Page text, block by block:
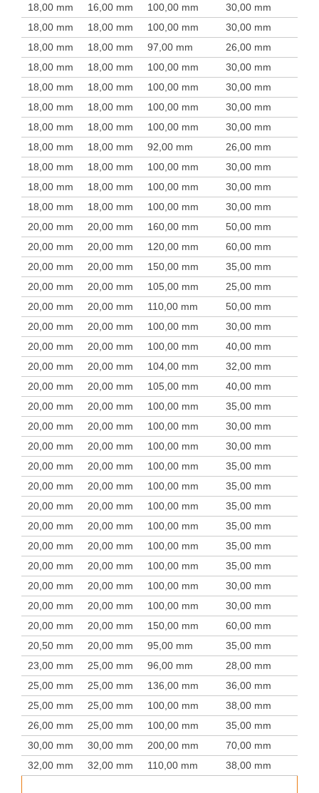
18,00 mm
16,00 mm 100,00 mm 30,00 mm
18,00 mm
18,00 mm 100,00 mm 30,00 mm
18,00 mm
18,00 mm 97,00 mm 26,00 mm
18,00 mm
18,00 mm 100,00 mm 30,00 mm
18,00 mm
18,00 mm 100,00 mm 30,00 mm
18,00 mm
18,00 mm 100,00 mm 30,00 mm
18,00 mm
18,00 mm 100,00 mm 30,00 mm
18,00 mm
18,00 mm 92,00 mm 26,00 mm
18,00 mm
18,00 mm 100,00 mm 30,00 mm
18,00 mm
18,00 mm 100,00 mm 30,00 mm
18,00 mm
18,00 mm 100,00 mm 30,00 mm
20,00 mm
20,00 mm 160,00 mm 50,00 mm
20,00 mm
20,00 mm 120,00 mm 60,00 mm
20,00 mm
20,00 mm 150,00 mm 35,00 mm
20,00 mm
20,00 mm 105,00 mm 25,00 mm
20,00 mm
20,00 mm 110,00 mm 50,00 mm
20,00 mm
20,00 mm 100,00 mm 30,00 mm
20,00 mm
20,00 mm 100,00 mm 40,00 mm
20,00 mm
20,00 mm 104,00 mm 32,00 mm
20,00 mm
20,00 mm 105,00 mm 40,00 mm
20,00 mm
20,00 mm 100,00 mm 35,00 mm
20,00 mm
20,00 mm 100,00 mm 30,00 mm
20,00 mm
20,00 mm 100,00 mm 30,00 mm
20,00 mm
20,00 mm 100,00 mm 35,00 mm
20,00 mm
20,00 mm 100,00 mm 35,00 mm
20,00 mm
20,00 mm 100,00 mm 35,00 mm
20,00 mm
20,00 mm 100,00 mm 35,00 mm
20,00 mm
20,00 mm 100,00 mm 35,00 mm
20,00 mm
20,00 mm 100,00 mm 35,00 mm
20,00 mm
20,00 mm 100,00 mm 30,00 mm
20,00 mm
20,00 mm 100,00 mm 30,00 mm
20,00 mm
20,00 mm 150,00 mm 60,00 mm
20,50 mm
20,00 mm 95,00 mm 35,00 mm
23,00 mm
25,00 mm 96,00 mm 28,00 mm
25,00 mm
25,00 mm 136,00 mm 36,00 mm
25,00 mm
25,00 mm 100,00 mm 38,00 mm
26,00 mm
25,00 mm 100,00 mm 35,00 mm
30,00 mm
30,00 mm 200,00 mm 70,00 mm
32,00 mm
32,00 mm 110,00 mm 38,00 mm